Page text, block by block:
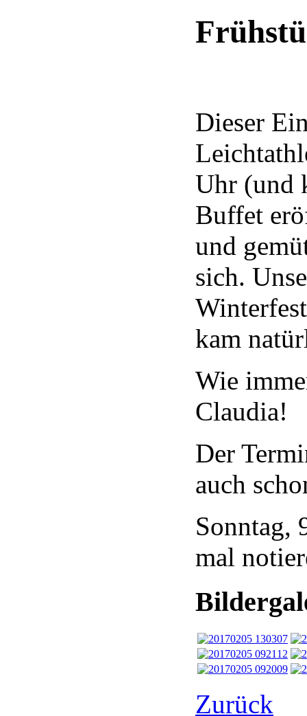
Dieser
Uhr (und
Buffet
und
sich.
kam
Wie
Claudia!
Der
auch
Sonntag,
mal
Zurück